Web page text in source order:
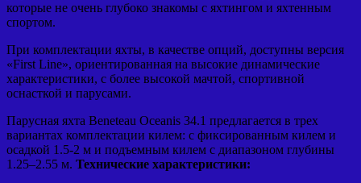
которые не очень глубоко знакомы с яхтингом и яхтенным
спортом.
При комплектации яхты, в качестве опций, доступны версия
«First Line», ориентированная на высокие динамические
характеристики, с более высокой мачтой, спортивной
оснасткой и парусами.
Парусная яхта Beneteau Oceanis 34.1 предлагается в трех
вариантах комплектации килем: с фиксированным килем и
осадкой 1.5-2 м и подъемным килем с диапазоном глубины
1.25–2.55 м. Технические характеристики: